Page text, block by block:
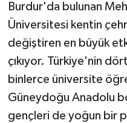
Burdur'da bulunan
Üniversitesi kentin
değiştiren en büyük
çıkıyor. Türkiye'nin
binlerce üniversite
Güneydoğu Anadolu
gençleri de yoğun bir